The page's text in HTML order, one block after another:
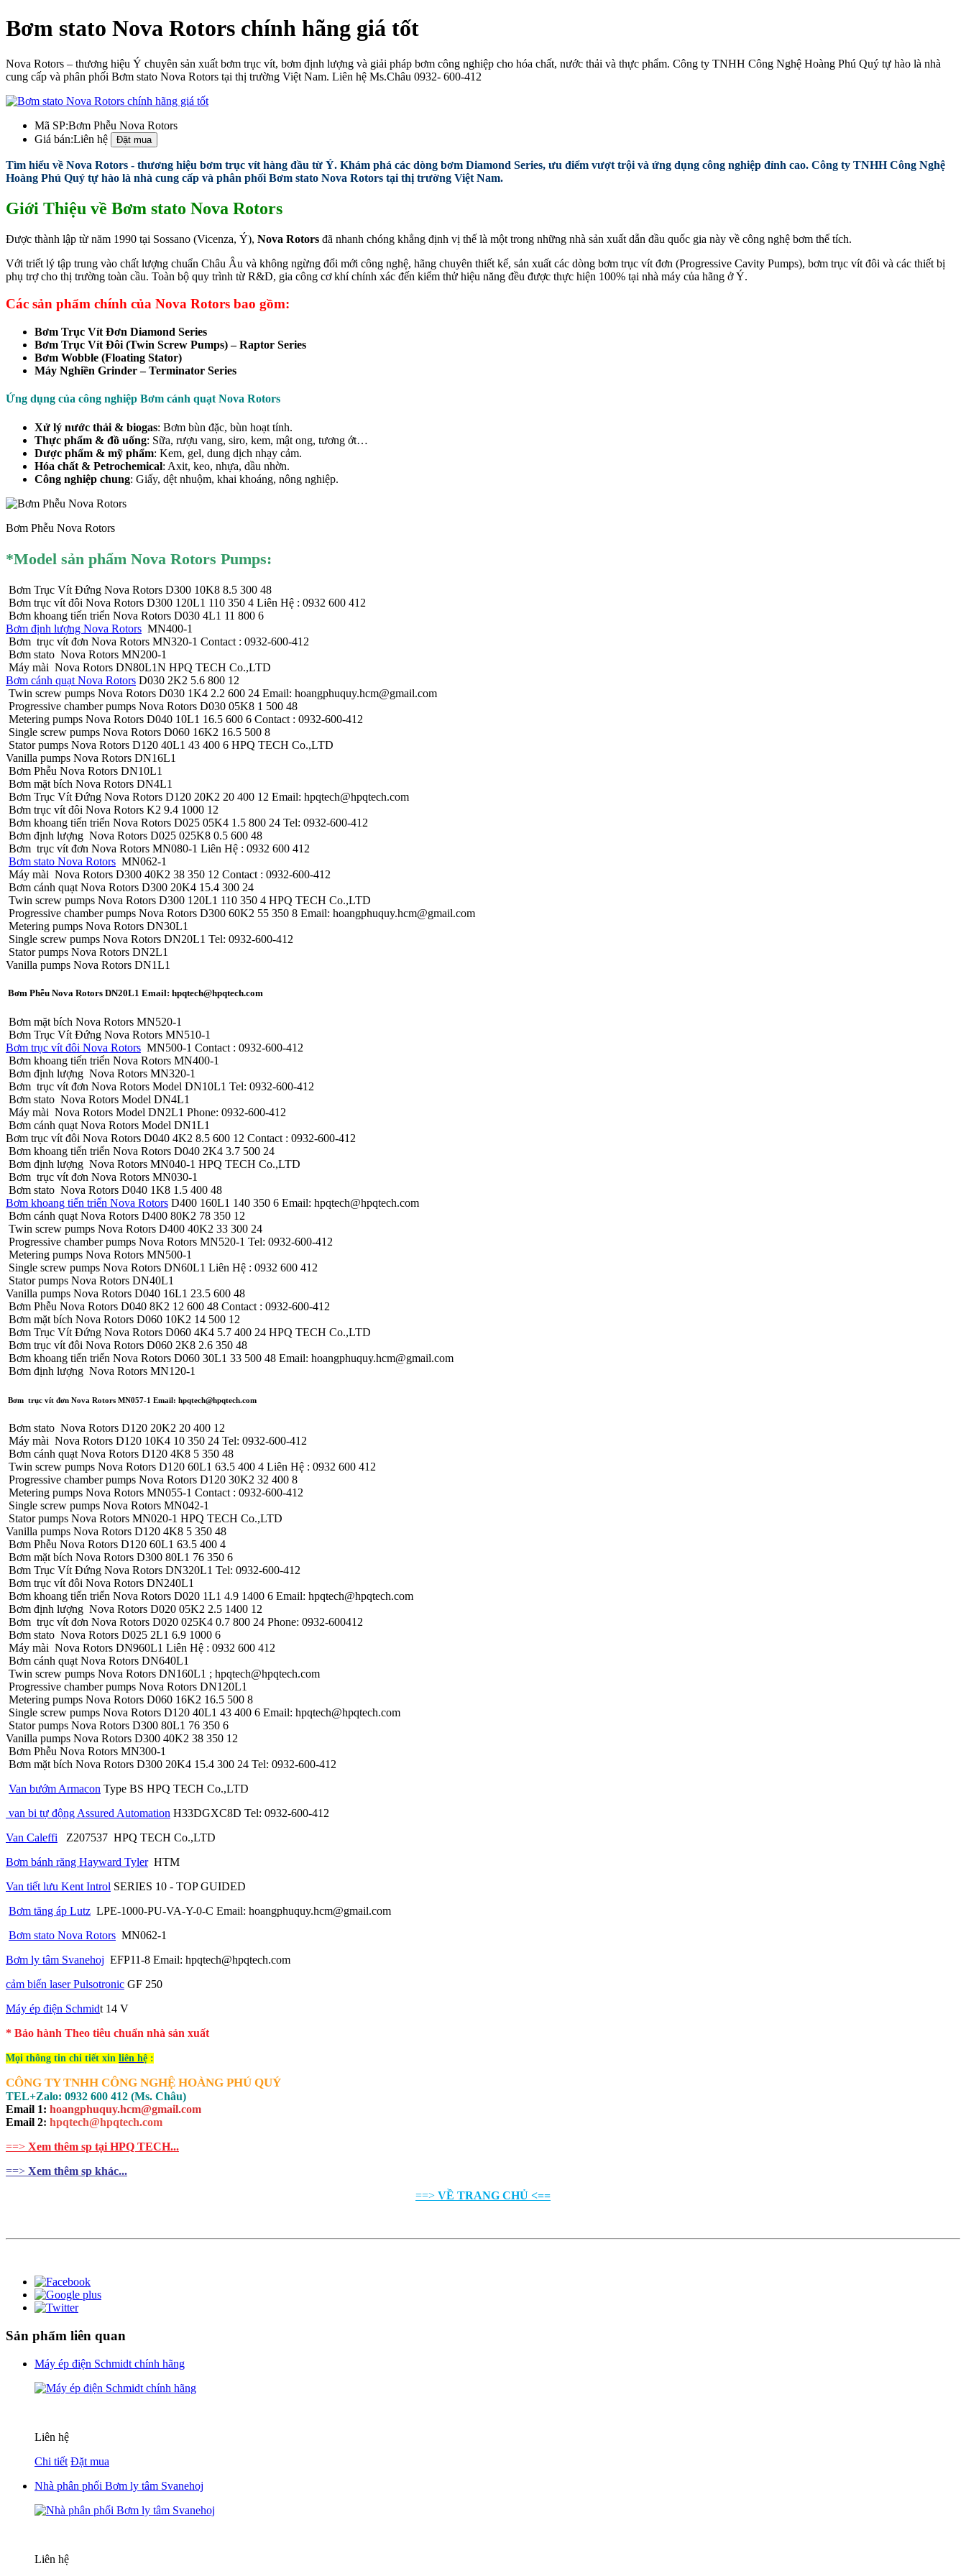
Bơm stato Nova Rotors chính hãng giá tốt
Nova Rotors – thương hiệu Ý chuyên sản xuất bơm trục vít, bơm định lượng và giải pháp bơm công nghiệp cho hóa chất, nước thải và thực phẩm. Công ty TNHH Công Nghệ Hoàng Phú Quý tự hào là nhà
cung cấp và phân phối Bơm stato Nova Rotors tại thị trường Việt Nam. Liên hệ Ms.Châu 0932- 600-412
Mã SP:Bơm Phễu Nova Rotors
Giá bán:Liên hệ
Tìm hiểu về Nova Rotors - thương hiệu bơm trục vít hàng đầu từ Ý. Khám phá các dòng bơm Diamond Series, ưu điểm vượt trội và ứng dụng công nghiệp đỉnh cao. Công ty TNHH Công Nghệ
Hoàng Phú Quý tự hào là nhà cung cấp và phân phối Bơm stato Nova Rotors tại thị trường Việt Nam.
Giới Thiệu về Bơm stato Nova Rotors
Được thành lập từ năm 1990 tại Sossano (Vicenza, Ý), Nova Rotors đã nhanh chóng khẳng định vị thế là một trong những nhà sản xuất dẫn đầu quốc gia này về công nghệ bơm thể tích.
Với triết lý tập trung vào chất lượng chuẩn Châu Âu và không ngừng đổi mới công nghệ, hãng chuyên thiết kế, sản xuất các dòng bơm trục vít đơn (Progressive Cavity Pumps), bơm trục vít đôi và các thiết bị
phụ trợ cho thị trường toàn cầu. Toàn bộ quy trình từ R&D, gia công cơ khí chính xác đến kiểm thử hiệu năng đều được thực hiện 100% tại nhà máy của hãng ở Ý.
Các sản phẩm chính của Nova Rotors bao gồm:
Bơm Trục Vít Đơn Diamond Series
Bơm Trục Vít Đôi (Twin Screw Pumps) – Raptor Series
Bơm Wobble (Floating Stator)
Máy Nghiền Grinder – Terminator Series
Ứng dụng của công nghiệp Bơm cánh quạt Nova Rotors
Xử lý nước thải & biogas: Bơm bùn đặc, bùn hoạt tính.
Thực phẩm & đồ uống: Sữa, rượu vang, siro, kem, mật ong, tương ớt…
Dược phẩm & mỹ phẩm: Kem, gel, dung dịch nhạy cảm.
Hóa chất & Petrochemical: Axit, keo, nhựa, dầu nhờn.
Công nghiệp chung: Giấy, dệt nhuộm, khai khoáng, nông nghiệp.
Bơm Phễu Nova Rotors
*Model sản phẩm Nova Rotors Pumps:
Bơm Trục Vít Đứng Nova Rotors D300 10K8 8.5 300 48
Bơm trục vít đôi Nova Rotors D300 120L1 110 350 4 Liên Hệ : 0932 600 412
Bơm khoang tiến triển Nova Rotors D030 4L1 11 800 6
Bơm định lượng Nova Rotors MN400-1
Bơm trục vít đơn Nova Rotors MN320-1 Contact : 0932-600-412
Bơm stato Nova Rotors MN200-1
Máy mài Nova Rotors DN80L1N HPQ TECH Co.,LTD
Bơm cánh quạt Nova Rotors D030 2K2 5.6 800 12
Twin screw pumps Nova Rotors D030 1K4 2.2 600 24 Email: hoangphuquy.hcm@gmail.com
Progressive chamber pumps Nova Rotors D030 05K8 1 500 48
Metering pumps Nova Rotors D040 10L1 16.5 600 6 Contact : 0932-600-412
Single screw pumps Nova Rotors D060 16K2 16.5 500 8
Stator pumps Nova Rotors D120 40L1 43 400 6 HPQ TECH Co.,LTD
Vanilla pumps Nova Rotors DN16L1
Bơm Phễu Nova Rotors DN10L1
Bơm mặt bích Nova Rotors DN4L1
Bơm Trục Vít Đứng Nova Rotors D120 20K2 20 400 12 Email: hpqtech@hpqtech.com
Bơm trục vít đôi Nova Rotors K2 9.4 1000 12
Bơm khoang tiến triển Nova Rotors D025 05K4 1.5 800 24 Tel: 0932-600-412
Bơm định lượng Nova Rotors D025 025K8 0.5 600 48
Bơm trục vít đơn Nova Rotors MN080-1 Liên Hệ : 0932 600 412
Bơm stato Nova Rotors MN062-1
Máy mài Nova Rotors D300 40K2 38 350 12 Contact : 0932-600-412
Bơm cánh quạt Nova Rotors D300 20K4 15.4 300 24
Twin screw pumps Nova Rotors D300 120L1 110 350 4 HPQ TECH Co.,LTD
Progressive chamber pumps Nova Rotors D300 60K2 55 350 8 Email: hoangphuquy.hcm@gmail.com
Metering pumps Nova Rotors DN30L1
Single screw pumps Nova Rotors DN20L1 Tel: 0932-600-412
Stator pumps Nova Rotors DN2L1
Vanilla pumps Nova Rotors DN1L1
Bơm Phễu Nova Rotors DN20L1 Email: hpqtech@hpqtech.com
Bơm mặt bích Nova Rotors MN520-1
Bơm Trục Vít Đứng Nova Rotors MN510-1
Bơm trục vít đôi Nova Rotors MN500-1 Contact : 0932-600-412
Bơm khoang tiến triển Nova Rotors MN400-1
Bơm định lượng Nova Rotors MN320-1
Bơm trục vít đơn Nova Rotors Model DN10L1 Tel: 0932-600-412
Bơm stato Nova Rotors Model DN4L1
Máy mài Nova Rotors Model DN2L1 Phone: 0932-600-412
Bơm cánh quạt Nova Rotors Model DN1L1
Bơm trục vít đôi Nova Rotors D040 4K2 8.5 600 12 Contact : 0932-600-412
Bơm khoang tiến triển Nova Rotors D040 2K4 3.7 500 24
Bơm định lượng Nova Rotors MN040-1 HPQ TECH Co.,LTD
Bơm trục vít đơn Nova Rotors MN030-1
Bơm stato Nova Rotors D040 1K8 1.5 400 48
Bơm khoang tiến triển Nova Rotors D400 160L1 140 350 6 Email: hpqtech@hpqtech.com
Bơm cánh quạt Nova Rotors D400 80K2 78 350 12
Twin screw pumps Nova Rotors D400 40K2 33 300 24
Progressive chamber pumps Nova Rotors MN520-1 Tel: 0932-600-412
Metering pumps Nova Rotors MN500-1
Single screw pumps Nova Rotors DN60L1 Liên Hệ : 0932 600 412
Stator pumps Nova Rotors DN40L1
Vanilla pumps Nova Rotors D040 16L1 23.5 600 48
Bơm Phễu Nova Rotors D040 8K2 12 600 48 Contact : 0932-600-412
Bơm mặt bích Nova Rotors D060 10K2 14 500 12
Bơm Trục Vít Đứng Nova Rotors D060 4K4 5.7 400 24 HPQ TECH Co.,LTD
Bơm trục vít đôi Nova Rotors D060 2K8 2.6 350 48
Bơm khoang tiến triển Nova Rotors D060 30L1 33 500 48 Email: hoangphuquy.hcm@gmail.com
Bơm định lượng Nova Rotors MN120-1
Bơm trục vít đơn Nova Rotors MN057-1 Email: hpqtech@hpqtech.com
Bơm stato Nova Rotors D120 20K2 20 400 12
Máy mài Nova Rotors D120 10K4 10 350 24 Tel: 0932-600-412
Bơm cánh quạt Nova Rotors D120 4K8 5 350 48
Twin screw pumps Nova Rotors D120 60L1 63.5 400 4 Liên Hệ : 0932 600 412
Progressive chamber pumps Nova Rotors D120 30K2 32 400 8
Metering pumps Nova Rotors MN055-1 Contact : 0932-600-412
Single screw pumps Nova Rotors MN042-1
Stator pumps Nova Rotors MN020-1 HPQ TECH Co.,LTD
Vanilla pumps Nova Rotors D120 4K8 5 350 48
Bơm Phễu Nova Rotors D120 60L1 63.5 400 4
Bơm mặt bích Nova Rotors D300 80L1 76 350 6
Bơm Trục Vít Đứng Nova Rotors DN320L1 Tel: 0932-600-412
Bơm trục vít đôi Nova Rotors DN240L1
Bơm khoang tiến triển Nova Rotors D020 1L1 4.9 1400 6 Email: hpqtech@hpqtech.com
Bơm định lượng Nova Rotors D020 05K2 2.5 1400 12
Bơm trục vít đơn Nova Rotors D020 025K4 0.7 800 24 Phone: 0932-600412
Bơm stato Nova Rotors D025 2L1 6.9 1000 6
Máy mài Nova Rotors DN960L1 Liên Hệ : 0932 600 412
Bơm cánh quạt Nova Rotors DN640L1
Twin screw pumps Nova Rotors DN160L1 ; hpqtech@hpqtech.com
Progressive chamber pumps Nova Rotors DN120L1
Metering pumps Nova Rotors D060 16K2 16.5 500 8
Single screw pumps Nova Rotors D120 40L1 43 400 6 Email: hpqtech@hpqtech.com
Stator pumps Nova Rotors D300 80L1 76 350 6
Vanilla pumps Nova Rotors D300 40K2 38 350 12
Bơm Phễu Nova Rotors MN300-1
Bơm mặt bích Nova Rotors D300 20K4 15.4 300 24 Tel: 0932-600-412
Van bướm Armacon Type BS HPQ TECH Co.,LTD
van bi tự động Assured Automation H33DGXC8D Tel: 0932-600-412
Van Caleffi
Z207537 HPQ TECH Co.,LTD
Bơm bánh răng Hayward TylerHTM
Van tiết lưu Kent Introl SERIES 10 - TOP GUIDED
Bơm tăng áp Lutz LPE-1000-PU-VA-Y-0-C Email: hoangphuquy.hcm@gmail.com
Bơm stato Nova Rotors MN062-1
Bơm ly tâm Svanehoj EFP11-8 Email: hpqtech@hpqtech.com
cảm biến laser Pulsotronic GF 250
Máy ép điện Schmidt 14 V
* Bảo hành Theo tiêu chuẩn nhà sản xuất
Mọi thông tin chi tiết xin liên hệ :
CÔNG TY TNHH CÔNG NGHỆ HOÀNG PHÚ QUÝ
TEL+Zalo: 0932 600 412 (Ms. Châu)
Email 1: hoangphuquy.hcm@gmail.com
Email 2: hpqtech@hpqtech.com
==> Xem thêm sp tại HPQ TECH...
==> Xem thêm sp khác...
==> VỀ TRANG CHỦ <==
Sản phẩm liên quan
Máy ép điện Schmidt chính hãng
Liên hệ
Chi tiết Đặt mua
Nhà phân phối Bơm ly tâm Svanehoj
Liên hệ